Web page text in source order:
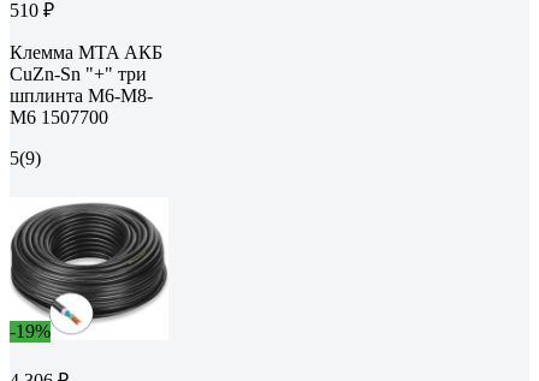
510 ₽
Клемма MTA АКБ
CuZn-Sn "+" три
шплинта М6-М8-
М6 1507700
5(9)
-19%